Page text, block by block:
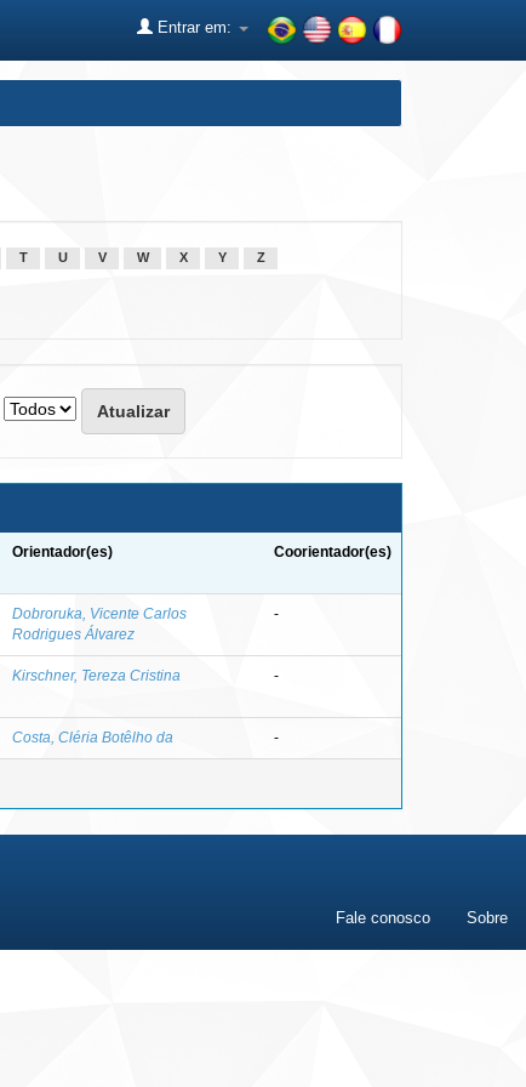
Entrar em:
T U V W X Y Z
Orientador(es) Coorientador(es)
Dobroruka, Vicente Carlos
Rodrigues Álvarez
-
Kirschner, Tereza Cristina -
Costa, Cléria Botêlho da -
Fale conosco Sobre